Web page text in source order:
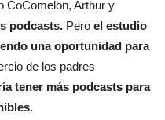
CoComelon, Arthur y
podcasts. Pero el estudio
una oportunidad para
de los padres
tener más podcasts para